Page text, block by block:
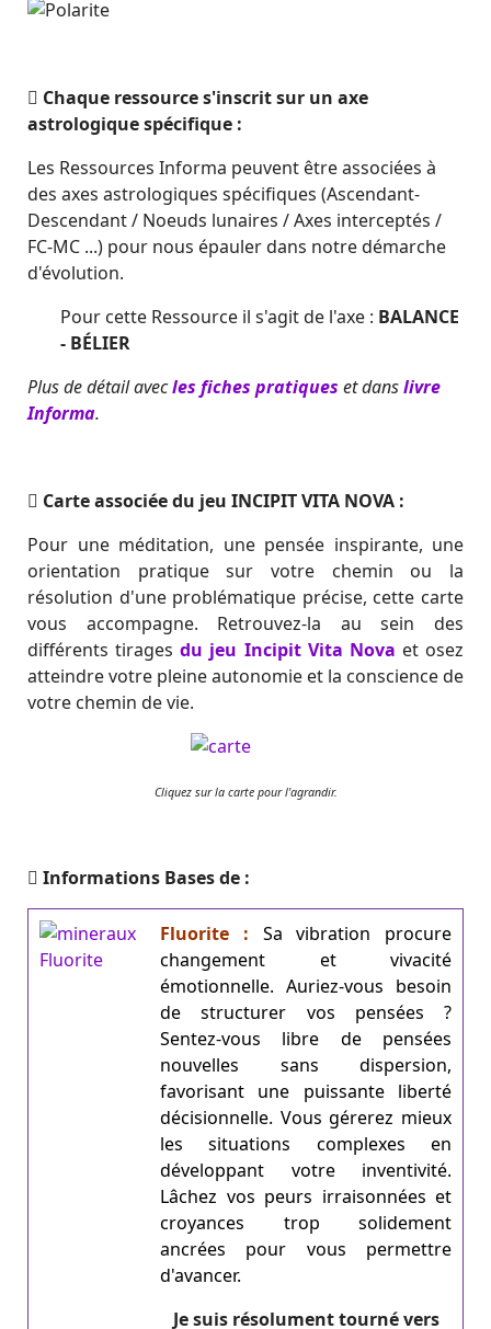
Chaque ressource s'inscrit sur un axe
astrologique spécifique :
Les Ressources Informa peuvent être associées à
des axes astrologiques spécifiques (Ascendant-
Descendant / Noeuds lunaires / Axes interceptés /
FC-MC ...) pour nous épauler dans notre démarche
d'évolution.
Pour cette Ressource il s'agit de l'axe : BALANCE
- BÉLIER
Plus de détail avecles fiches pratiques et danslivre
Informa.
Carte associée du jeu INCIPIT VITA NOVA :
Pour une méditation, une pensée inspirante, une
orientation pratique sur votre chemin ou la
résolution d'une problématique précise, cette carte
vous accompagne. Retrouvez-la au sein des
différents tiragesdu jeu Incipit Vita Nova et osez
atteindre votre pleine autonomie et la conscience de
votre chemin de vie.
Cliquez sur la carte pour l'agrandir.
Informations Bases de :
Fluorite : Sa vibration procure
changement et vivacité
émotionnelle. Auriez-vous besoin
de structurer vos pensées ?
Sentez-vous libre de pensées
nouvelles sans dispersion,
favorisant une puissante liberté
décisionnelle. Vous gérerez mieux
les situations complexes en
développant votre inventivité.
Lâchez vos peurs irraisonnées et
croyances trop solidement
ancrées pour vous permettre
d'avancer.
Je suis résolument tourné vers